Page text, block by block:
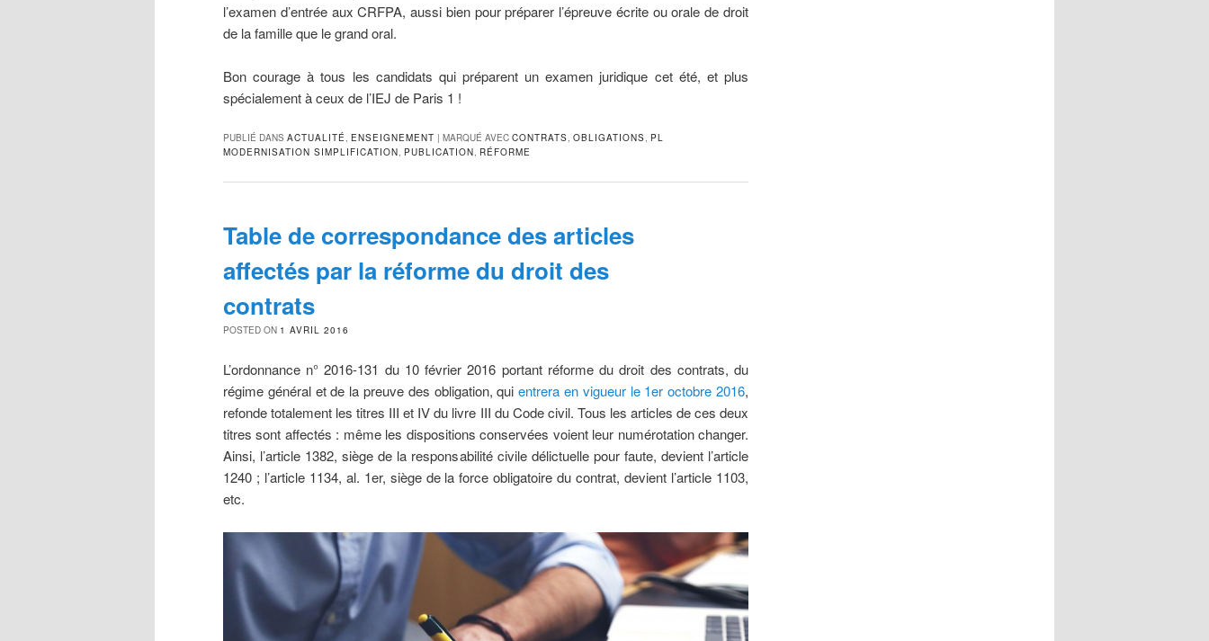
l’examen d’entrée aux CRFPA, aussi bien pour préparer l’épreuve écrite ou orale de droit
de la famille que le grand oral.
Bon courage à tous les candidats qui préparent un examen juridique cet été, et plus
spécialement à ceux de l’IEJ de Paris 1 !
PUBLIÉ DANS ACTUALITÉ , ENSEIGNEMENT | MARQUÉ AVEC CONTRATS, OBLIGATIONS, PL
MODERNISATION SIMPLIFICATION, PUBLICATION, RÉFORME
Table de correspondance des articles
affectés par la réforme du droit des
contrats
POSTED ON 1 AVRIL 2016
L’ordonnance n° 2016-131 du 10 février 2016 portant réforme du droit des contrats, du
régime général et de la preuve des obligation, quientrera en vigueur le 1er octobre 2016,
refonde totalement les titres III et IV du livre III du Code civil. Tous les articles de ces deux
titres sont affectés : même les dispositions conservées voient leur numérotation changer.
Ainsi, l’article 1382, siège de la responsabilité civile délictuelle pour faute, devient l’article
1240 ; l’article 1134, al. 1er, siège de la force obligatoire du contrat, devient l’article 1103,
etc.